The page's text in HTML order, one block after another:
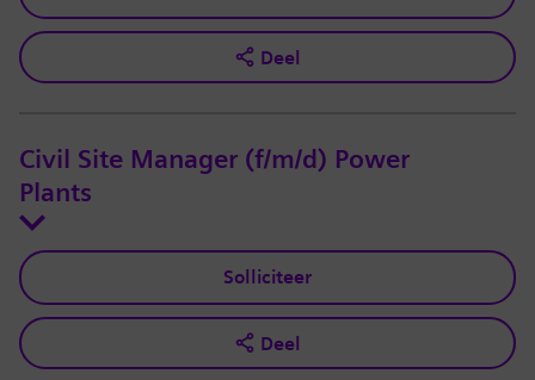
Deel
Civil Site Manager (f/m/d) Power
Plants
Solliciteer
Deel